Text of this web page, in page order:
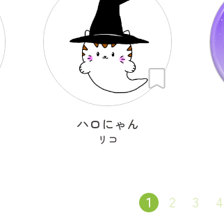
ハロにゃん
リコ
1 2 3 4